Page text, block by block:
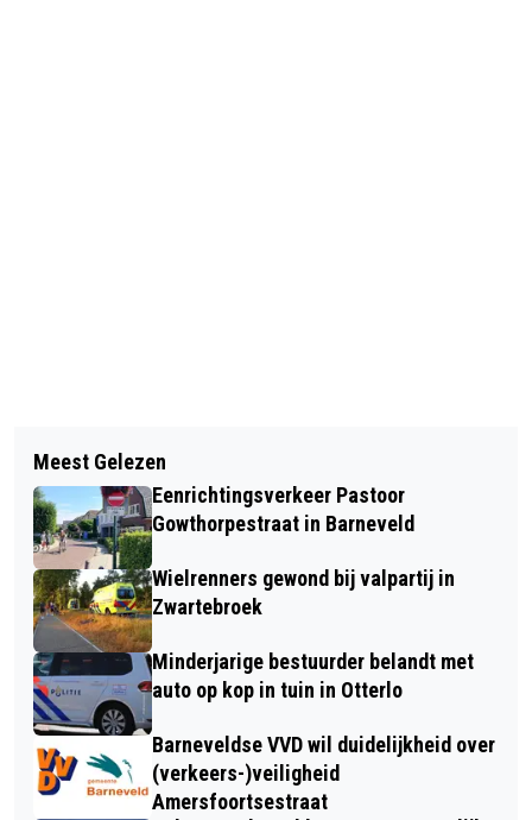
MAAK JIJ JE ZORGEN OM IEMAND?
DRINKWATERRESERVERINGSGEBIEDEN
KRIJGEN TE MAKEN MET NIEUWE
REGELS
Meest Gelezen
Eenrichtingsverkeer Pastoor
Gowthorpestraat in Barneveld
Wielrenners gewond bij valpartij in
Zwartebroek
Minderjarige bestuurder belandt met
auto op kop in tuin in Otterlo
Barneveldse VVD wil duidelijkheid over
(verkeers-)veiligheid
Amersfoortsestraat